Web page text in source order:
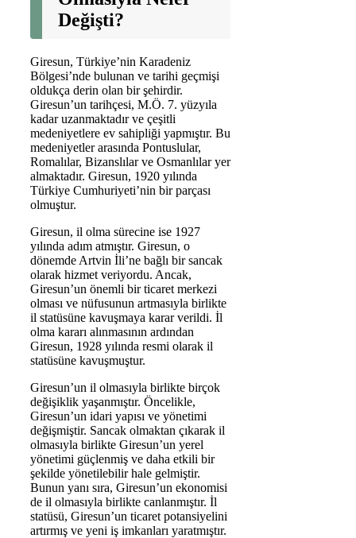
Değişti?
Giresun, Türkiye’nin Karadeniz
Bölgesi’nde bulunan ve tarihi geçmişi
oldukça derin olan bir şehirdir.
Giresun’un tarihçesi, M.Ö. 7. yüzyıla
kadar uzanmaktadır ve çeşitli
medeniyetlere ev sahipliği yapmıştır. Bu
medeniyetler arasında Pontuslular,
Romalılar, Bizanslılar ve Osmanlılar yer
almaktadır. Giresun, 1920 yılında
Türkiye Cumhuriyeti’nin bir parçası
olmuştur.
Giresun, il olma sürecine ise 1927
yılında adım atmıştır. Giresun, o
dönemde Artvin İli’ne bağlı bir sancak
olarak hizmet veriyordu. Ancak,
Giresun’un önemli bir ticaret merkezi
olması ve nüfusunun artmasıyla birlikte
il statüsüne kavuşmaya karar verildi. İl
olma kararı alınmasının ardından
Giresun, 1928 yılında resmi olarak il
statüsüne kavuşmuştur.
Giresun’un il olmasıyla birlikte birçok
değişiklik yaşanmıştır. Öncelikle,
Giresun’un idari yapısı ve yönetimi
değişmiştir. Sancak olmaktan çıkarak il
olmasıyla birlikte Giresun’un yerel
yönetimi güçlenmiş ve daha etkili bir
şekilde yönetilebilir hale gelmiştir.
Bunun yanı sıra, Giresun’un ekonomisi
de il olmasıyla birlikte canlanmıştır. İl
statüsü, Giresun’un ticaret potansiyelini
artırmış ve yeni iş imkanları yaratmıştır.